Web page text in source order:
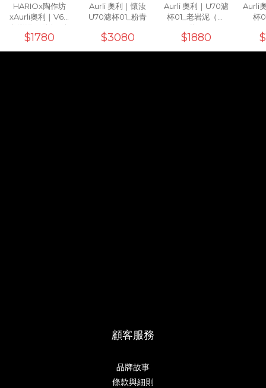
HARIOx陶作坊
xAurli奧利｜V60
老岩泥02濾杯 (火
山黑/ 象牙白)
$1780
Aurli 奧利｜懷汝
U70濾杯01_粉青
$3080
Aurli 奧利｜U70濾
杯01_老岩泥（上
釉）
$1880
Aurli
杯
顧客服務
品牌故事
條款與細則